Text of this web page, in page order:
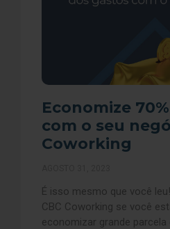
Economize
com o seu
Coworking
É isso mesmo que você
CBC Coworking se você
economizar grande